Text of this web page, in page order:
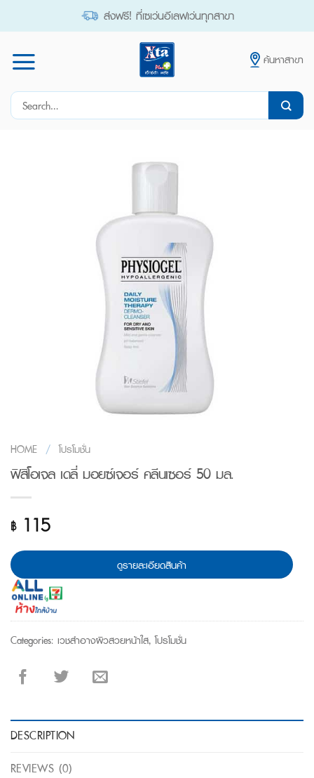
ส่งฟรี! ที่เซเว่นอีเลฟเว่นทุกสาขา
ค้นหาสาขา
Search
HOME / โปรโมชั่น
ฟิสิโอเจล เดลี่ มอยซ์เจอร์ คลีนเซอร์ 50 มล.
฿115
ดูรายละเอียดสินค้า
Categories: เวชสำอางผิวสวยหน้าใส,โปรโมชั่น
DESCRIPTION
REVIEWS (0)